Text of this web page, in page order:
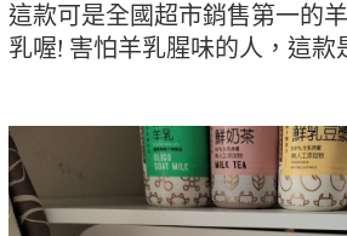
這款可是全國超市銷售第一的
乳喔! 害怕羊乳腥味的人，這款